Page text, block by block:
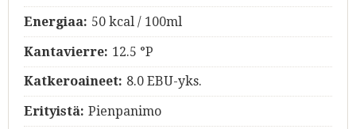
Energiaa: 50 kcal / 100ml
Kantavierre: 12.5 °P
Katkeroaineet: 8.0 EBU-yks.
Erityistä: Pienpanimo